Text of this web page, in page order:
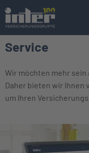
Service
Wir möchten mehr sein
Daher bieten wir Ihnen
um Ihren